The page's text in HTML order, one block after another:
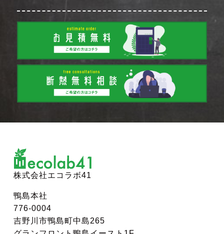
株式会社エコラボ41
鴨島本社
776-0004
吉野川市鴨島町中島265